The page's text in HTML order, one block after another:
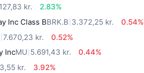
kr.
2.83%
Inc Class BBRK.B 3.372,25 kr.
0.54%
7.670,23 kr.
0.52%
IncMU 5.691,43 kr.
0.44%
kr.
3.92%